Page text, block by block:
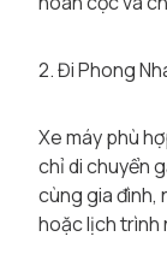
2. Đi Phong
Xe máy phù
chỉ di chuyển
cùng gia đình,
hoặc lịch trình